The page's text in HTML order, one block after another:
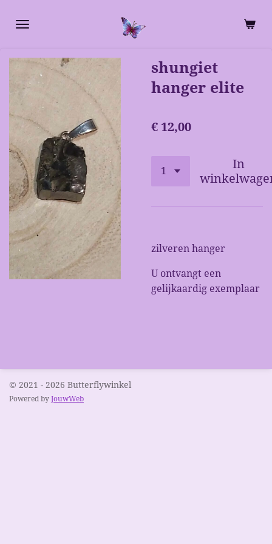
direct
de
hoofdinhoud
shungiet
hanger elite
€ 12,00
In
zilveren hanger
U ontvangt een
gelijkaardig exemplaar
© 2021 - 2026 Butterflywinkel
Powered by JouwWeb